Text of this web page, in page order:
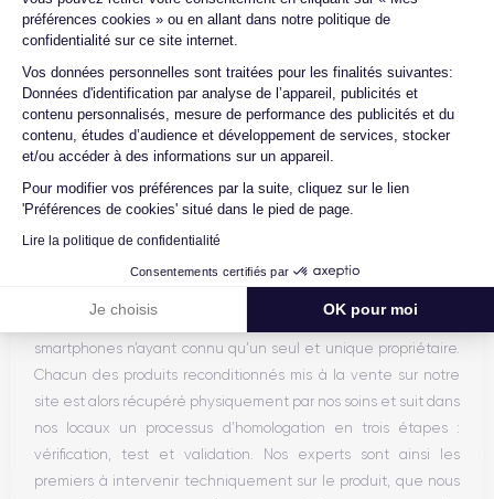
préférences cookies » ou en allant dans notre politique de
confidentialité sur ce site internet.
Vos données personnelles sont traitées pour les finalités suivantes:
Données d'identification par analyse de l’appareil, publicités et
contenu personnalisés, mesure de performance des publicités et du
contenu, études d’audience et développement de services, stocker
et/ou accéder à des informations sur un appareil.
Pour modifier vos préférences par la suite, cliquez sur le lien
'Préférences de cookies' situé dans le pied de page.
Lire la politique de confidentialité
Consentements certifiés par
Je choisis OK pour moi
Axeptio consent
Voir plus
Certideal est une entreprise française de vente et de
achat s’approvisionne auprès d’opérateurs qui reprennent des
smartphones n’ayant connu qu’un seul et unique propriétaire.
Chacun des produits reconditionnés mis à la vente sur notre
site est alors récupéré physiquement par nos soins et suit dans
nos locaux un processus d’homologation en trois étapes :
vérification, test et validation. Nos experts sont ainsi les
premiers à intervenir techniquement sur le produit, que nous